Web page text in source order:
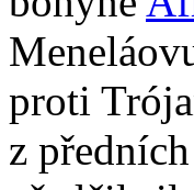
proti
z